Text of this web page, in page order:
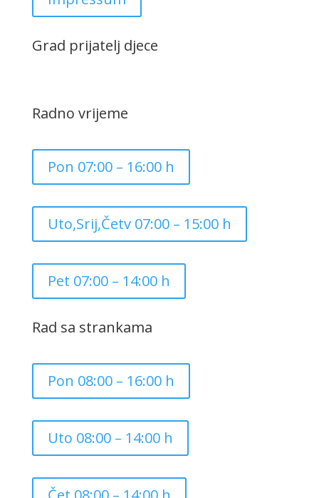
Grad prijatelj djece
Radno vrijeme
Pon 07:00 – 16:00 h
Uto,Srij,Četv 07:00 – 15:00 h
Pet 07:00 – 14:00 h
Rad sa strankama
Pon 08:00 – 16:00 h
Uto 08:00 – 14:00 h